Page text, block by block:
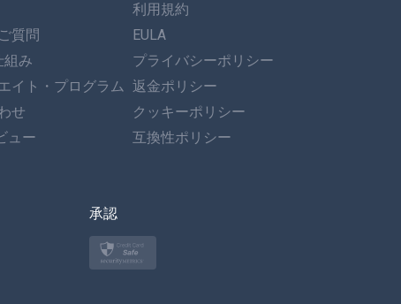
ポルトガル語
イタリア語
トルコ語
質問
組み
イト・プログラム
せ
ュー
利用規約
EULA
プライバシーポリシー
返金ポリシー
クッキーポリシー
互換性ポリシー
承認